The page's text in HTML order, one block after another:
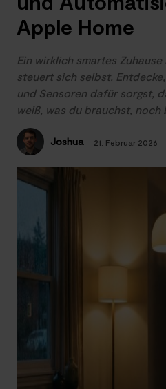
Apple Home
Ein wirklich smartes
steuert sich selbst.
und Sensoren dafür sorgst,
weiß, was du brauchst,
Joshua 21. Februar 2026